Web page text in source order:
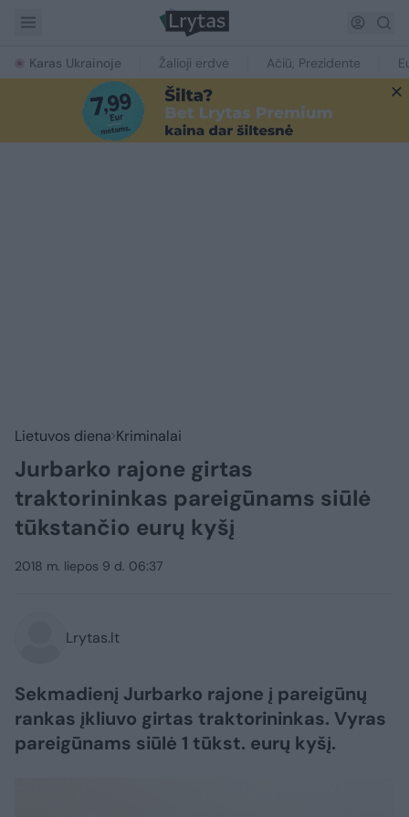
Karas Ukrainoje Žalioji erdvė Ačiū, Prezidente
Lietuvos diena Kriminalai
Jurbarko rajone girtas
traktorininkas pareigūnams siūlė
tūkstančio eurų kyšį
2018 m. liepos 9 d. 06:37
Lrytas.lt
Sekmadienį Jurbarko rajone į pareigūnų
rankas įkliuvo girtas traktorininkas. Vyras
pareigūnams siūlė 1 tūkst. eurų kyšį.